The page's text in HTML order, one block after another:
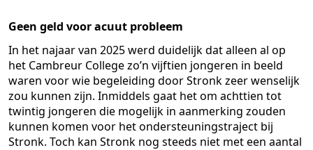
Geen geld voor acuut probleem
In het najaar van 2025 werd duidelijk dat alleen al op
het Cambreur College zo’n vijftien jongeren in beeld
waren voor wie begeleiding door Stronk zeer wenselijk
zou kunnen zijn. Inmiddels gaat het om achttien tot
twintig jongeren die mogelijk in aanmerking zouden
kunnen komen voor het ondersteuningstraject bij
Stronk. Toch kan Stronk nog steeds niet met een aantal